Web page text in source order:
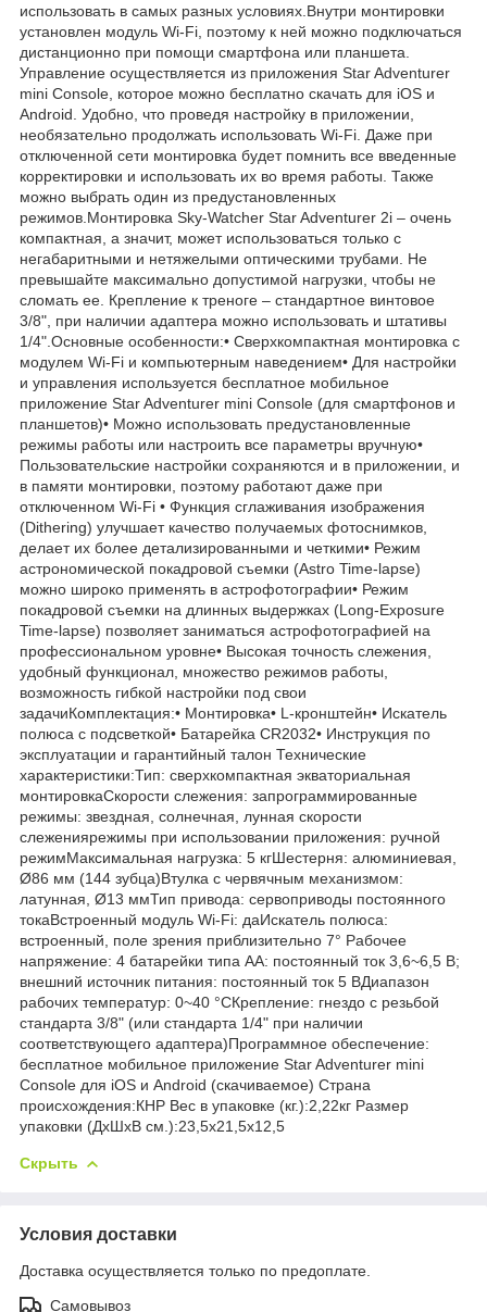
использовать в самых разных условиях.Внутри монтировки
установлен модуль Wi-Fi, поэтому к ней можно подключаться
дистанционно при помощи смартфона или планшета.
Управление осуществляется из приложения Star Adventurer
mini Console, которое можно бесплатно скачать для iOS и
Android. Удобно, что проведя настройку в приложении,
необязательно продолжать использовать Wi-Fi. Даже при
отключенной сети монтировка будет помнить все введенные
корректировки и использовать их во время работы. Также
можно выбрать один из предустановленных
режимов.Монтировка Sky-Watcher Star Adventurer 2i – очень
компактная, а значит, может использоваться только с
негабаритными и нетяжелыми оптическими трубами. Не
превышайте максимально допустимой нагрузки, чтобы не
сломать ее. Крепление к треноге – стандартное винтовое
3/8", при наличии адаптера можно использовать и штативы
1/4".Основные особенности:• Сверхкомпактная монтировка с
модулем Wi-Fi и компьютерным наведением• Для настройки
и управления используется бесплатное мобильное
приложение Star Adventurer mini Console (для смартфонов и
планшетов)• Можно использовать предустановленные
режимы работы или настроить все параметры вручную•
Пользовательские настройки сохраняются и в приложении, и
в памяти монтировки, поэтому работают даже при
отключенном Wi-Fi • Функция сглаживания изображения
(Dithering) улучшает качество получаемых фотоснимков,
делает их более детализированными и четкими• Режим
астрономической покадровой съемки (Astro Time-lapse)
можно широко применять в астрофотографии• Режим
покадровой съемки на длинных выдержках (Long-Exposure
Time-lapse) позволяет заниматься астрофотографией на
профессиональном уровне• Высокая точность слежения,
удобный функционал, множество режимов работы,
возможность гибкой настройки под свои
задачиКомплектация:• Монтировка• L-кронштейн• Искатель
полюса с подсветкой• Батарейка CR2032• Инструкция по
эксплуатации и гарантийный талон Технические
характеристики:Тип: сверхкомпактная экваториальная
монтировкаСкорости слежения: запрограммированные
режимы: звездная, солнечная, лунная скорости
слежениярежимы при использовании приложения: ручной
режимМаксимальная нагрузка: 5 кгШестерня: алюминиевая,
Ø86 мм (144 зубца)Втулка с червячным механизмом:
латунная, Ø13 ммТип привода: сервоприводы постоянного
токаВстроенный модуль Wi-Fi: даИскатель полюса:
встроенный, поле зрения приблизительно 7° Рабочее
напряжение: 4 батарейки типа AA: постоянный ток 3,6~6,5 В;
внешний источник питания: постоянный ток 5 ВДиапазон
рабочих температур: 0~40 °CКрепление: гнездо с резьбой
стандарта 3/8" (или стандарта 1/4" при наличии
соответствующего адаптера)Программное обеспечение:
бесплатное мобильное приложение Star Adventurer mini
Console для iOS и Android (скачиваемое) Страна
происхождения:КНР Вес в упаковке (кг.):2,22кг Размер
упаковки (ДхШхВ см.):23,5x21,5x12,5
Скрыть
Условия доставки
Доставка осуществляется только по предоплате.
Самовывоз